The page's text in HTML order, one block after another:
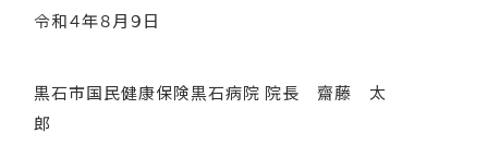
令和４年８月９日
黒石市国民健康保険黒石病院 院長 齋藤 太
郎